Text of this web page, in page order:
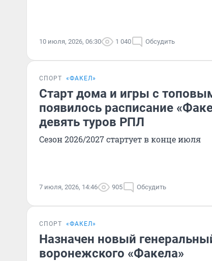
10 июля, 2026, 06:30 1 040 Обсудить
СПОРТ «ФАКЕЛ»
Старт дома и игры с
появилось расписание
девять туров РПЛ
Сезон 2026/2027 стартует в конце июля
7 июля, 2026, 14:46 905 Обсудить
СПОРТ «ФАКЕЛ»
Назначен новый
воронежского «Факела»